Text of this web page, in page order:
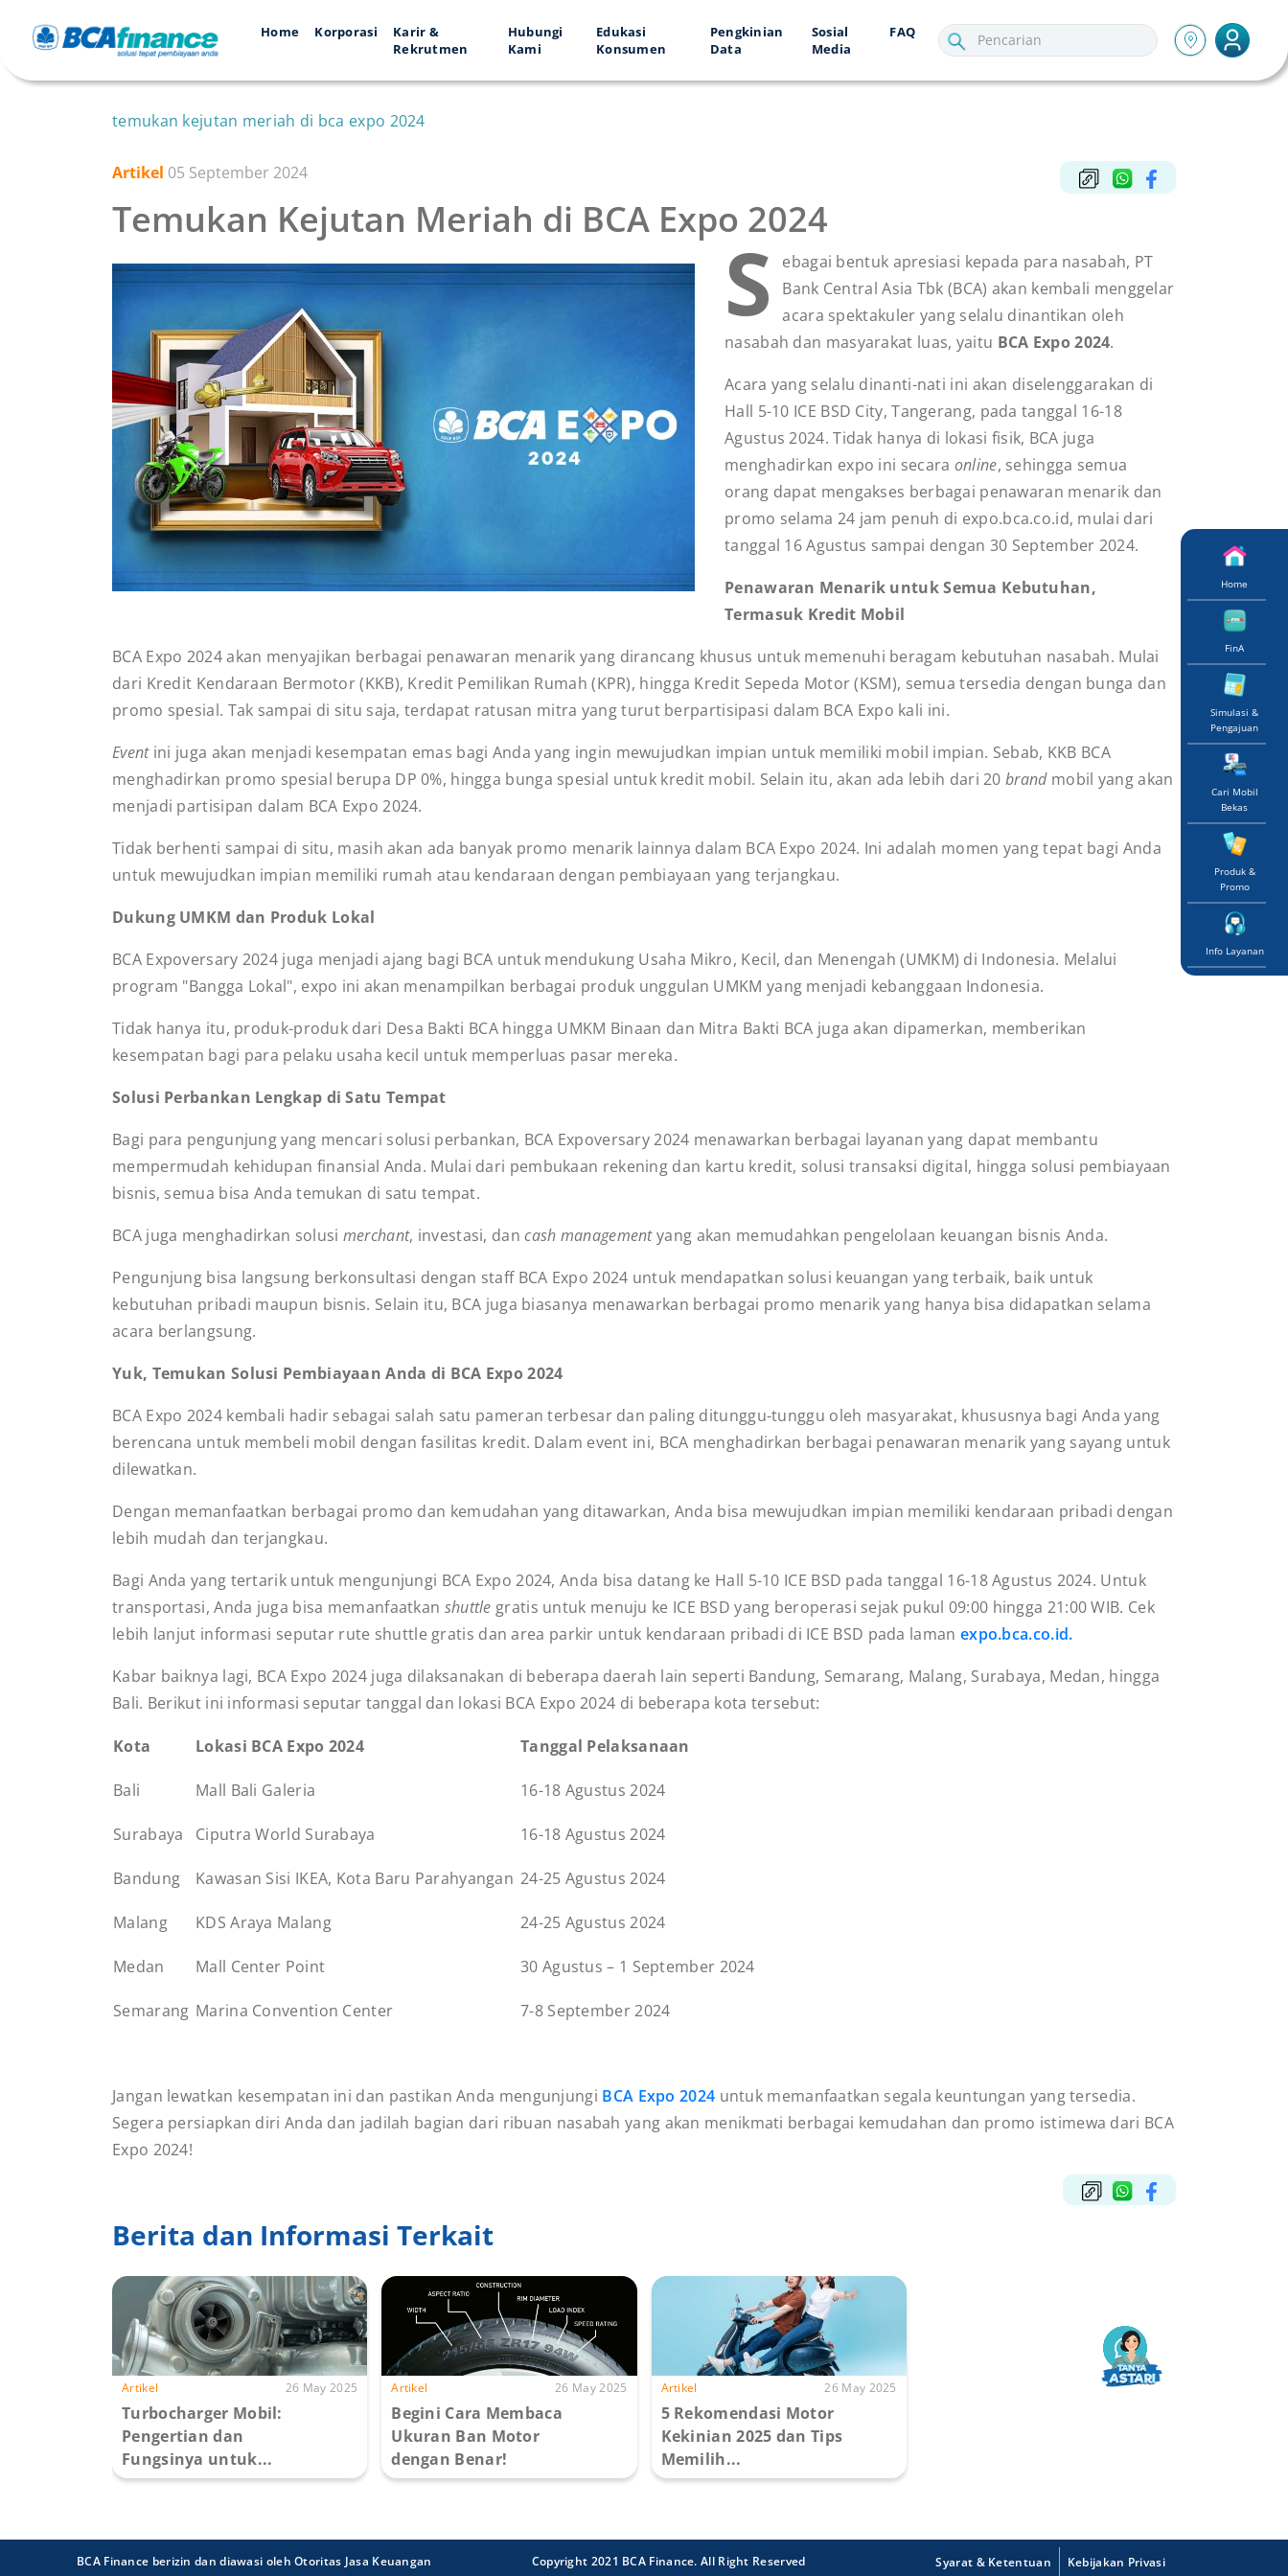
Home Korporasi
Karir &
Rekrutmen
Hubungi
Kami
Edukasi
Konsumen
Pengkinian
Data
Sosial
Media
FAQ
Home
FinA
Simulasi &
Pengajuan
Cari Mobil
Bekas
Produk &
Promo
Info Layanan
temukan kejutan meriah di bca expo 2024
Artikel 05 September 2024
Temukan Kejutan Meriah di BCA Expo 2024
S
ebagai bentuk apresiasi kepada para nasabah, PT
Bank Central Asia Tbk (BCA) akan kembali menggelar
acara spektakuler yang selalu dinantikan oleh
nasabah dan masyarakat luas, yaitu BCA Expo 2024.
Acara yang selalu dinanti-nati ini akan diselenggarakan di
Hall 5-10 ICE BSD City, Tangerang, pada tanggal 16-18
Agustus 2024. Tidak hanya di lokasi fisik, BCA juga
menghadirkan expo ini secara online, sehingga semua
orang dapat mengakses berbagai penawaran menarik dan
promo selama 24 jam penuh di expo.bca.co.id, mulai dari
tanggal 16 Agustus sampai dengan 30 September 2024.
Penawaran Menarik untuk Semua Kebutuhan,
Termasuk Kredit Mobil
BCA Expo 2024 akan menyajikan berbagai penawaran menarik yang dirancang khusus untuk memenuhi beragam kebutuhan nasabah. Mulai
dari Kredit Kendaraan Bermotor (KKB), Kredit Pemilikan Rumah (KPR), hingga Kredit Sepeda Motor (KSM), semua tersedia dengan bunga dan
promo spesial. Tak sampai di situ saja, terdapat ratusan mitra yang turut berpartisipasi dalam BCA Expo kali ini.
Event ini juga akan menjadi kesempatan emas bagi Anda yang ingin mewujudkan impian untuk memiliki mobil impian. Sebab, KKB BCA
menghadirkan promo spesial berupa DP 0%, hingga bunga spesial untuk kredit mobil. Selain itu, akan ada lebih dari 20brand mobil yang akan
menjadi partisipan dalam BCA Expo 2024.
Tidak berhenti sampai di situ, masih akan ada banyak promo menarik lainnya dalam BCA Expo 2024. Ini adalah momen yang tepat bagi Anda
untuk mewujudkan impian memiliki rumah atau kendaraan dengan pembiayaan yang terjangkau.
Dukung UMKM dan Produk Lokal
BCA Expoversary 2024 juga menjadi ajang bagi BCA untuk mendukung Usaha Mikro, Kecil, dan Menengah (UMKM) di Indonesia. Melalui
program "Bangga Lokal", expo ini akan menampilkan berbagai produk unggulan UMKM yang menjadi kebanggaan Indonesia.
Tidak hanya itu, produk-produk dari Desa Bakti BCA hingga UMKM Binaan dan Mitra Bakti BCA juga akan dipamerkan, memberikan
kesempatan bagi para pelaku usaha kecil untuk memperluas pasar mereka.
Solusi Perbankan Lengkap di Satu Tempat
Bagi para pengunjung yang mencari solusi perbankan, BCA Expoversary 2024 menawarkan berbagai layanan yang dapat membantu
mempermudah kehidupan finansial Anda. Mulai dari pembukaan rekening dan kartu kredit, solusi transaksi digital, hingga solusi pembiayaan
bisnis, semua bisa Anda temukan di satu tempat.
BCA juga menghadirkan solusi merchant, investasi, dancash managementyang akan memudahkan pengelolaan keuangan bisnis Anda.
Pengunjung bisa langsung berkonsultasi dengan staff BCA Expo 2024 untuk mendapatkan solusi keuangan yang terbaik, baik untuk
kebutuhan pribadi maupun bisnis. Selain itu, BCA juga biasanya menawarkan berbagai promo menarik yang hanya bisa didapatkan selama
acara berlangsung.
Yuk, Temukan Solusi Pembiayaan Anda di BCA Expo 2024
BCA Expo 2024 kembali hadir sebagai salah satu pameran terbesar dan paling ditunggu-tunggu oleh masyarakat, khususnya bagi Anda yang
berencana untuk membeli mobil dengan fasilitas kredit. Dalam event ini, BCA menghadirkan berbagai penawaran menarik yang sayang untuk
dilewatkan.
Dengan memanfaatkan berbagai promo dan kemudahan yang ditawarkan, Anda bisa mewujudkan impian memiliki kendaraan pribadi dengan
lebih mudah dan terjangkau.
Bagi Anda yang tertarik untuk mengunjungi BCA Expo 2024, Anda bisa datang ke Hall 5-10 ICE BSD pada tanggal 16-18 Agustus 2024. Untuk
transportasi, Anda juga bisa memanfaatkan shuttle gratis untuk menuju ke ICE BSD yang beroperasi sejak pukul 09:00 hingga 21:00 WIB. Cek
lebih lanjut informasi seputar rute shuttle gratis dan area parkir untuk kendaraan pribadi di ICE BSD pada laman expo.bca.co.id.
Kabar baiknya lagi, BCA Expo 2024 juga dilaksanakan di beberapa daerah lain seperti Bandung, Semarang, Malang, Surabaya, Medan, hingga
Bali. Berikut ini informasi seputar tanggal dan lokasi BCA Expo 2024 di beberapa kota tersebut:
Kota Lokasi BCA Expo 2024 Tanggal Pelaksanaan
Bali Mall Bali Galeria 16-18 Agustus 2024
Surabaya Ciputra World Surabaya 16-18 Agustus 2024
Bandung Kawasan Sisi IKEA, Kota Baru Parahyangan 24-25 Agustus 2024
Malang KDS Araya Malang 24-25 Agustus 2024
Medan Mall Center Point 30 Agustus – 1 September 2024
Semarang Marina Convention Center 7-8 September 2024
Jangan lewatkan kesempatan ini dan pastikan Anda mengunjungi BCA Expo 2024 untuk memanfaatkan segala keuntungan yang tersedia.
Segera persiapkan diri Anda dan jadilah bagian dari ribuan nasabah yang akan menikmati berbagai kemudahan dan promo istimewa dari BCA
Expo 2024!
Berita dan Informasi Terkait
Artikel 26 May 2025
Turbocharger Mobil:
Pengertian dan
Fungsinya untuk...
Artikel 26 May 2025
Begini Cara Membaca
Ukuran Ban Motor
dengan Benar!
Artikel 26 May 2025
5 Rekomendasi Motor
Kekinian 2025 dan Tips
Memilih...
BCA Finance berizin dan diawasi oleh Otoritas Jasa Keuangan Copyright 2021 BCA Finance. All Right Reserved Syarat & Ketentuan Kebijakan Privasi